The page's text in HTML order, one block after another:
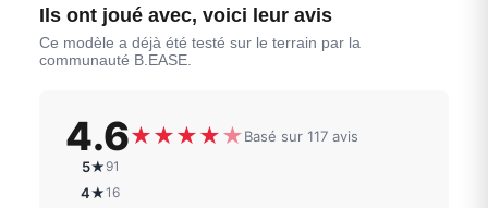
Ils ont joué avec, voici leur avis
Ce modèle a déjà été testé sur le terrain par la
communauté B.EASE.
4.6★★★★★Basé sur 117 avis
5★ 91
4★16